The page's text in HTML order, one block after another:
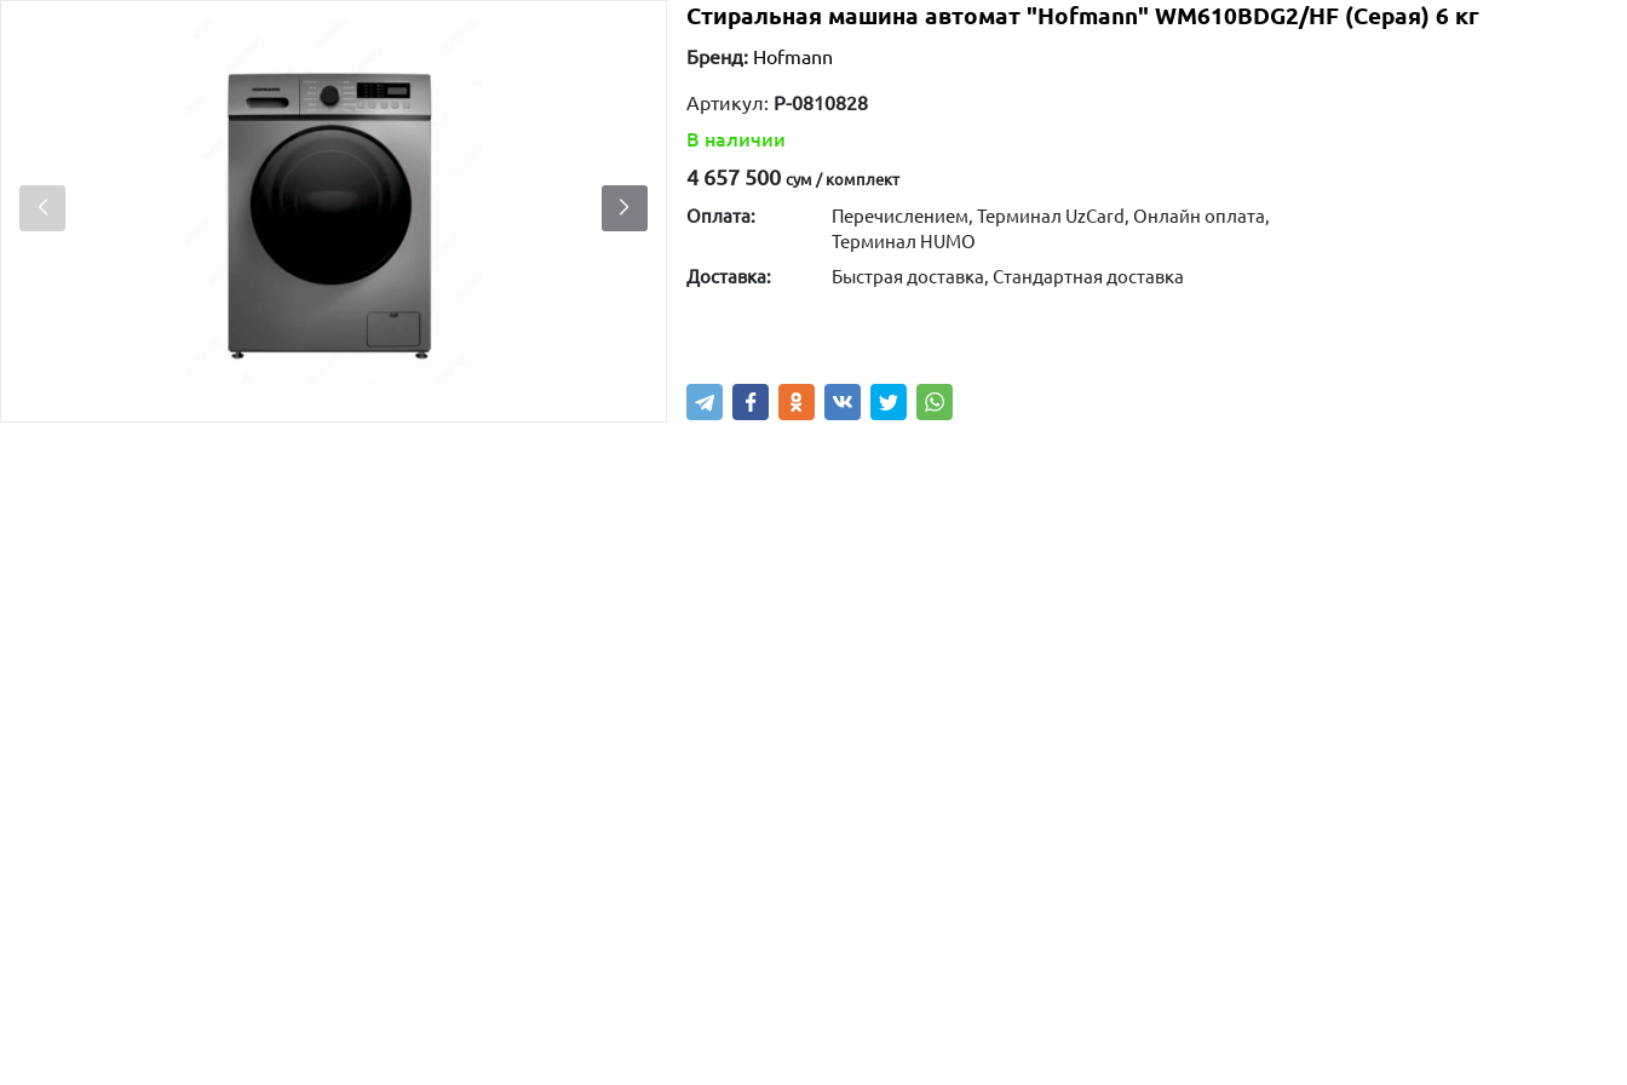
Стиральная машина автомат "Hofmann" WM610BDG2/HF (Серая) 6 кг
Бренд: Hofmann
Артикул: P-0810828
В наличии
4 657 500 сум / комплект
Оплата:
Перечислением, Терминал UzCard, Онлайн оплата,
Терминал HUMO
Доставка:
Быстрая доставка, Стандартная доставка